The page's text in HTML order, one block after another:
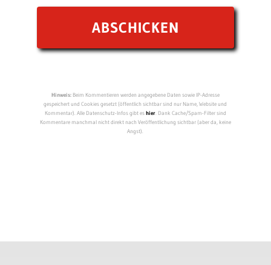
Hinweis:Beim Kommentieren werden angegebene Daten sowie IP-Adresse
gespeichert und Cookies gesetzt (öffentlich sichtbar sind nur Name, Website und
Kommentar). Alle Datenschutz-Infos gibt eshier. Dank Cache/Spam-Filter sind
Kommentare manchmal nicht direkt nach Veröffentlichung sichtbar (aber da, keine
Angst).